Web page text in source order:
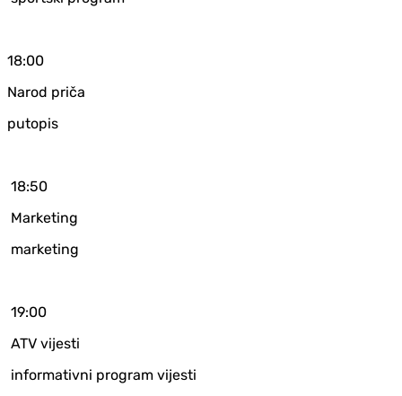
18:00
Narod priča
putopis
18:50
Marketing
marketing
19:00
ATV vijesti
informativni program vijesti